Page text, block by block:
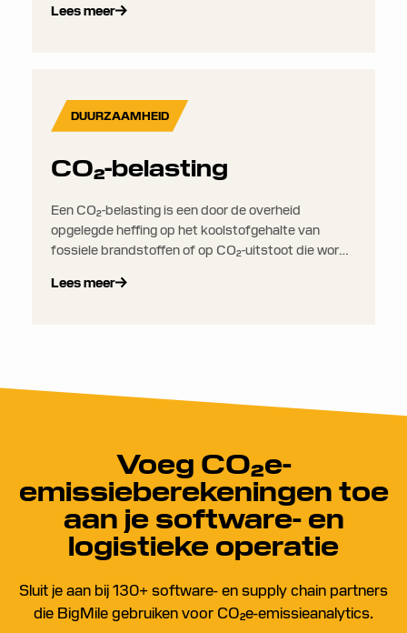
chain. De CSDDD verschuift de
duurzaamheids- en ethische normen. Dit omvat je
aannemers, onderaannemers en externe
Lees meer
DUURZAAMHEID
CO₂-belasting
Een CO₂-belasting is een door de overheid
opgelegde heffing op het koolstofgehalte van
fossiele brandstoffen of op CO₂-uitstoot die wordt
van toepassing zijn op brandstofproducenten,
Lees meer
Voeg CO₂e-
emissieberekeningen toe
aan je software- en
logistieke operatie
Sluit je aan bij 130+ software- en supply chain partners
die BigMile gebruiken voor CO₂e-emissieanalytics.